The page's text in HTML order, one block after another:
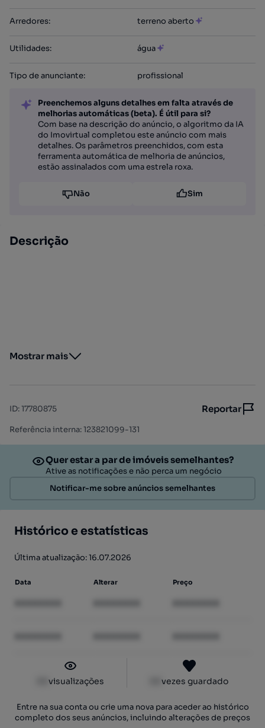
Arredores: terreno aberto
Utilidades: água
Tipo de anunciante: profissional
Preenchemos alguns detalhes em falta através de
melhorias automáticas (beta). É útil para si?
Com base na descrição do anúncio, o algoritmo da IA
do Imovirtual completou este anúncio com mais
detalhes. Os parâmetros preenchidos, com esta
ferramenta automática de melhoria de anúncios,
estão assinalados com uma estrela roxa.
Não Sim
Descrição
Mostrar mais
ID:17780875 Reportar
Referência interna: 123821099-131
Quer estar a par de imóveis semelhantes?
Ative as notificações e não perca um negócio
Notificar-me sobre anúncios semelhantes
Histórico e estatísticas
Última atualização: 16.07.2026
Data Alterar Preço
visualizações vezes guardado
Entre na sua conta ou crie uma nova para aceder ao histórico
completo dos seus anúncios, incluindo alterações de preços